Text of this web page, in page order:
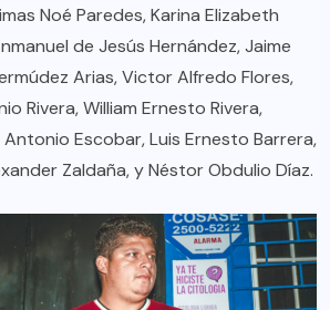
Noé Paredes, Karina Elizabeth
de Jesús Hernández, Jaime
Arias, Victor Alfredo Flores,
Rivera, William Ernesto Rivera,
Escobar, Luis Ernesto Barrera,
Zaldaña, y Néstor Obdulio Díaz.